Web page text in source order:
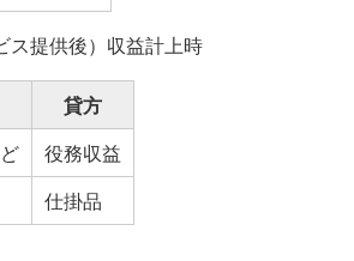
ス提供後）収益計上時
貸方
役務収益
仕掛品